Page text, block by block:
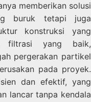
memberikan solusi
buruk tetapi juga
konstruksi yang
filtrasi yang baik,
pergerakan partikel
pada proyek.
dan efektif, yang
lancar tanpa kendala